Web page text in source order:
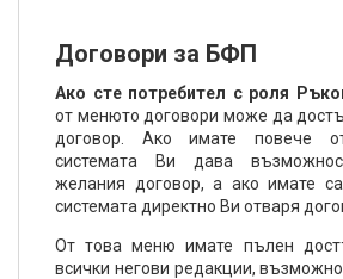
Договори за БФП
Ако сте потребител с роля
от менюто договори може да
договор. Ако имате повече
системата Ви дава
желания договор, а ако имате
системата директно Ви отваря
От това меню имате пълен
всички негови редакции,